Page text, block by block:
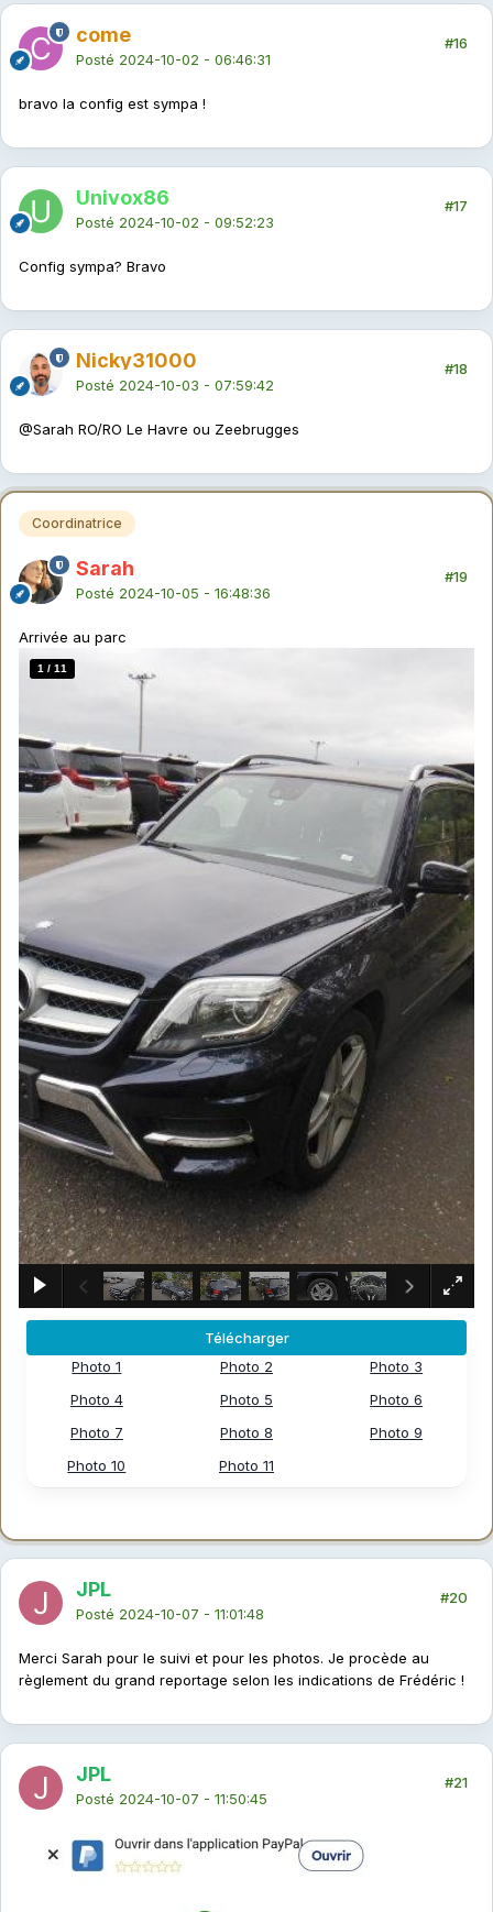
come
Posté 2024-10-02 - 06:46:31
#16
bravo la config est sympa !
Univox86
Posté 2024-10-02 - 09:52:23
#17
Config sympa? Bravo
Nicky31000
Posté 2024-10-03 - 07:59:42
#18
@Sarah RO/RO Le Havre ou Zeebrugges
Coordinatrice
Sarah
Posté 2024-10-05 - 16:48:36
#19
Arrivée au parc
×
1 / 11
Télécharger
Photo 1
Photo 2
Photo 3
Photo 4
Photo 5
Photo 6
Photo 7
Photo 8
Photo 9
Photo 10
Photo 11
JPL
Posté 2024-10-07 - 11:01:48
#20
Merci Sarah pour le suivi et pour les photos. Je procède au
règlement du grand reportage selon les indications de Frédéric !
JPL
Posté 2024-10-07 - 11:50:45
#21